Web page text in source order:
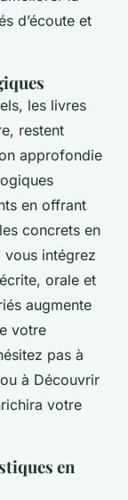
d’écoute et
les livres
restent
approfondie
en offrant
concrets en
intégrez
orale et
augmente
votre
pas à
à Découvrir
votre
en